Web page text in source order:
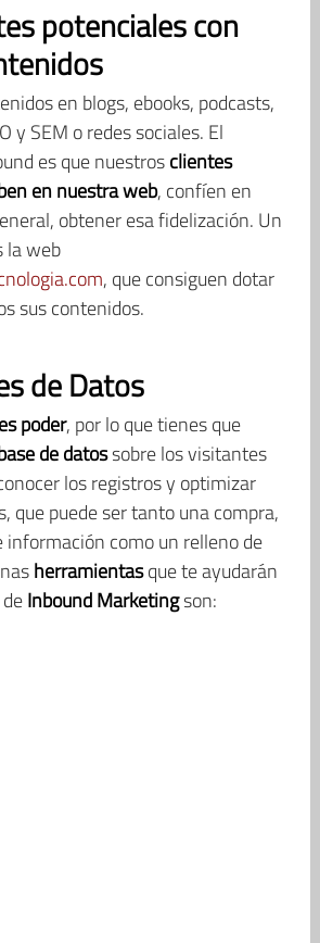
potenciales con
en blogs, ebooks, podcasts,
y SEM o redes sociales. El
es que nuestrosclientes
en nuestra web, confíen en
obtener esa fidelización. Un
la web
, que consiguen dotar
sus contenidos.
de Datos
poder, por lo que tienes que
de datossobre los visitantes
los registros y optimizar
que puede ser tanto una compra,
información como un relleno de
herramientasque te ayudarán
Inbound Marketingson: